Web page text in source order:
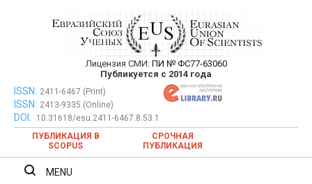
Евразийский Союз Ученых —
публикация научных статей в
ежемесячном научном журнале
Лицензия СМИ: ПИ № ФС77-63060
Публикуется с 2014 года
Евразийский Союз Ученых — публикация научных статей в
ежемесячном научном журнале
ISSN: 2411-6467 (Print)
ISSN: 2413-9335 (Online)
DOI:
10.31618/esu.2411-6467.8.53.1
ПУБЛИКАЦИЯ В
SCOPUS
СРОЧНАЯ
ПУБЛИКАЦИЯ
MENU